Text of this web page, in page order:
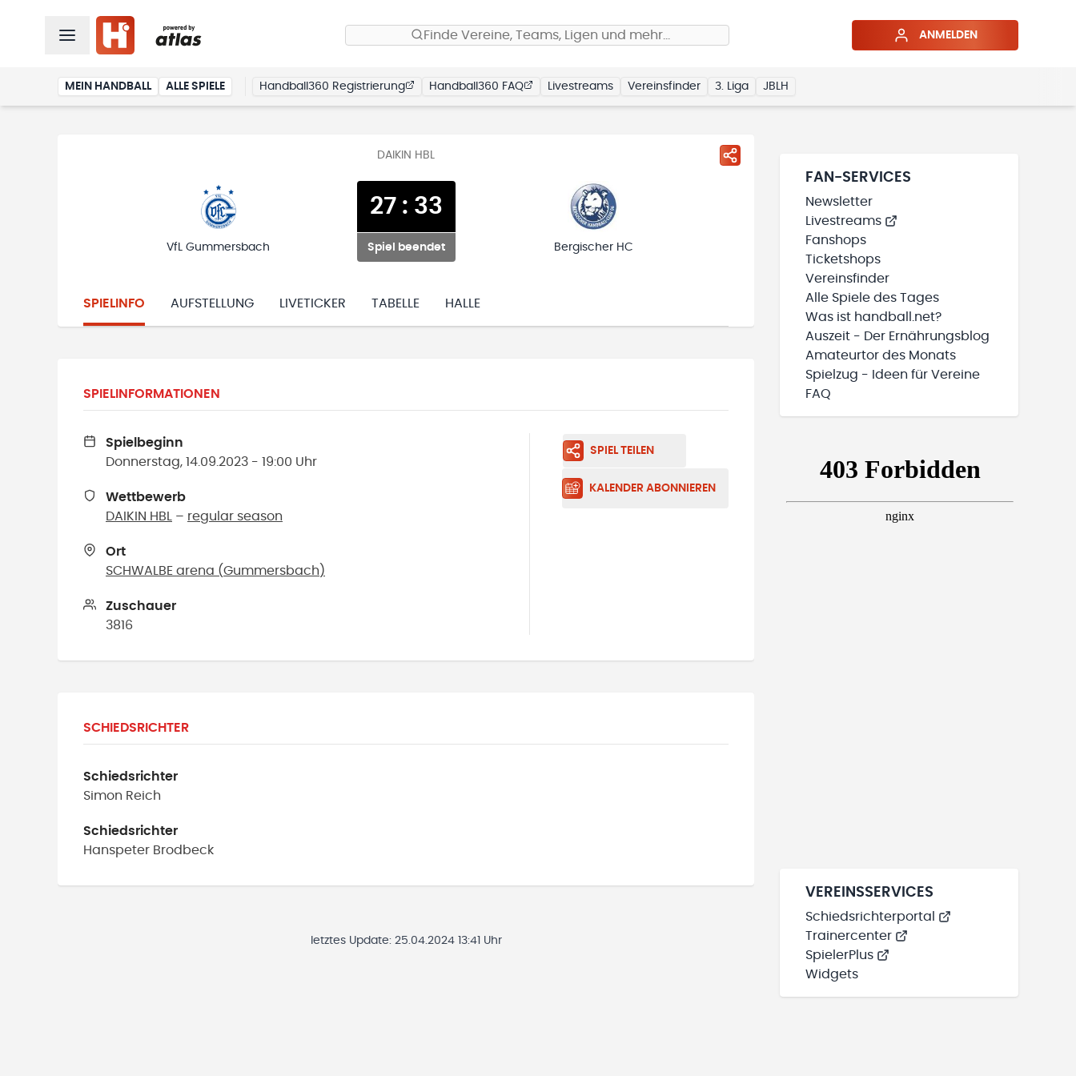
Finde Vereine, Teams, Ligen und mehr… ANMELDEN
MEIN HANDBALL ALLE SPIELE Handball360 Registrierung Handball360 FAQ Livestreams Vereinsfinder 3. Liga JBLH
DAIKIN HBL
VfL Gummersbach
27: 33
Spiel beendet Bergischer HC
SPIELINFO AUFSTELLUNG LIVETICKER TABELLE HALLE
SPIELINFORMATIONEN
Spielbeginn
Donnerstag, 14.09.2023 - 19:00 Uhr
Wettbewerb
DAIKIN HBL
– regular season
Ort
SCHWALBE arena (Gummersbach )
Zuschauer
3816
SPIEL TEILEN
KALENDER ABONNIEREN
SCHIEDSRICHTER
Schiedsrichter
Simon Reich
Schiedsrichter
Hanspeter Brodbeck
letztes Update: 25.04.2024 13:41 Uhr
FAN-SERVICES
Newsletter
Livestreams
Fanshops
Ticketshops
Vereinsfinder
Alle Spiele des Tages
Was ist handball.net?
Auszeit - Der Ernährungsblog
Amateurtor des Monats
Spielzug - Ideen für Vereine
FAQ
VEREINSSERVICES
Schiedsrichterportal
Trainercenter
SpielerPlus
Widgets